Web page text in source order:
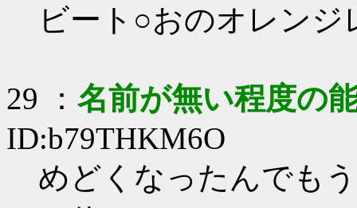
ビート○おのオレン
29 ： 名前が無い程度の
ID:b79THKM6O
めどくなったんでも